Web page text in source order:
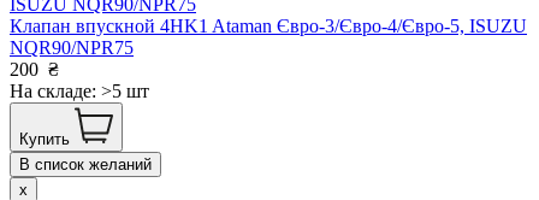
Клапан впускной 4HK1 Ataman Євро-3/Євро-4/Євро-5, ISUZU
NQR90/NPR75
200 ₴
На складе: >5 шт
Купить
В список желаний
x